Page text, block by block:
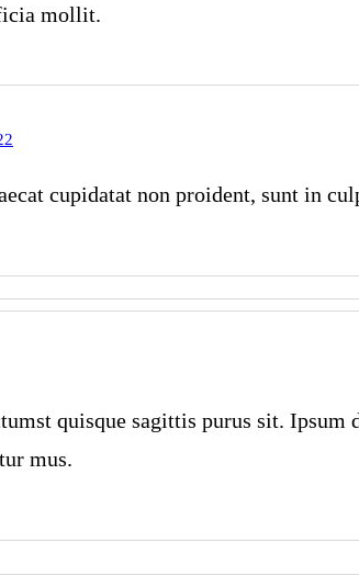
mollit.
cupidatat non proident, sunt in
quisque sagittis purus sit.
mus.